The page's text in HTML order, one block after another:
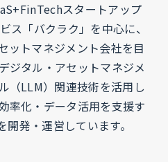
スタートアップ
ス「バクラク」を中心に、
ットマネジメント会社を目
ジタル・アセットマネジメ
（LLM）関連技術を活用し
率化・データ活用を支援す
発・運営しています。